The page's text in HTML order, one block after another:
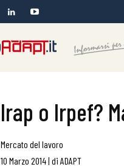
Irap o Irpef?
Mercato del lavoro
10 Marzo 2014| di ADAPT